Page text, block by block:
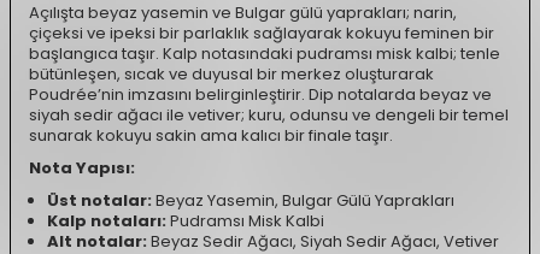
Açılışta beyaz yasemin ve Bulgar gülü yaprakları; narin,
çiçeksi ve ipeksi bir parlaklık sağlayarak kokuyu feminen bir
başlangıca taşır. Kalp notasındaki pudramsı misk kalbi; tenle
bütünleşen, sıcak ve duyusal bir merkez oluşturarak
Poudrée’nin imzasını belirginleştirir. Dip notalarda beyaz ve
siyah sedir ağacı ile vetiver; kuru, odunsu ve dengeli bir temel
sunarak kokuyu sakin ama kalıcı bir finale taşır.
Nota Yapısı:
Üst notalar: Beyaz Yasemin, Bulgar Gülü Yaprakları
Kalp notaları: Pudramsı Misk Kalbi
Alt notalar: Beyaz Sedir Ağacı, Siyah Sedir Ağacı, Vetiver